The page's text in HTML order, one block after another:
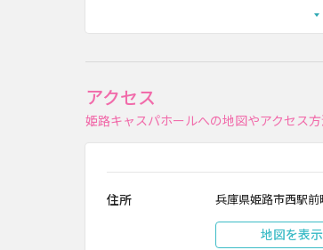
アクセス
姫路キャスパホールへの地図やアクセス
住所 兵庫県姫路市西駅
地図を表